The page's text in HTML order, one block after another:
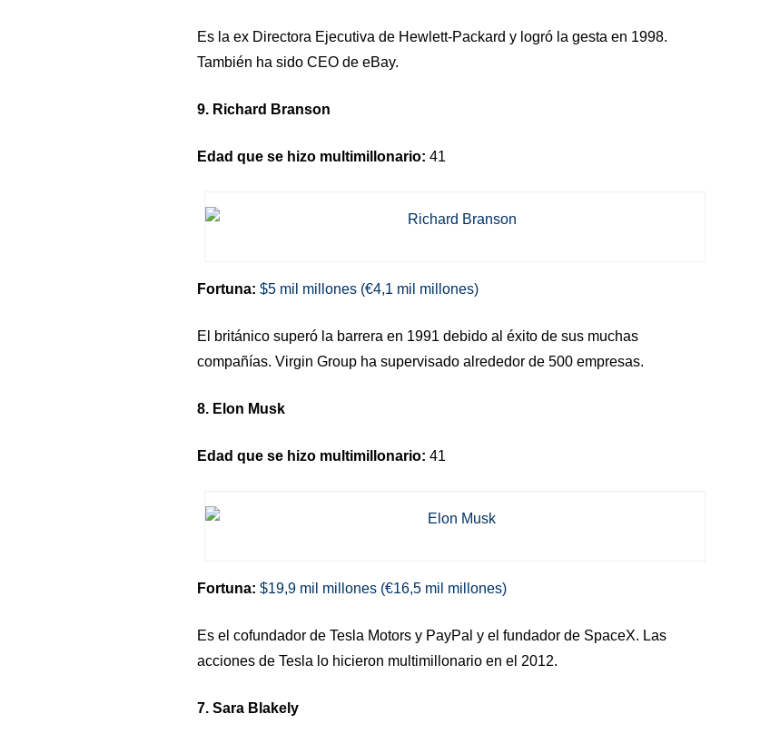
Es la ex Directora Ejecutiva de Hewlett-Packard y logró la gesta en 1998.
También ha sido CEO de eBay.
9. Richard Branson
Edad que se hizo multimillonario: 41
Fortuna: $5 mil millones (€4,1 mil millones)
El británico superó la barrera en 1991 debido al éxito de sus muchas
compañías. Virgin Group ha supervisado alrededor de 500 empresas.
8. Elon Musk
Edad que se hizo multimillonario: 41
Fortuna: $19,9 mil millones (€16,5 mil millones)
Es el cofundador de Tesla Motors y PayPal y el fundador de SpaceX. Las
acciones de Tesla lo hicieron multimillonario en el 2012.
7. Sara Blakely